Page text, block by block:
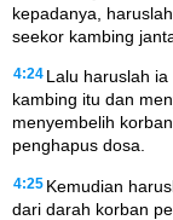
kepadanya,
seekor kambing
4:24 Lalu haruslah
kambing itu dan
menyembelih
penghapus dosa.
4:25 Kemudian
dari darah korban